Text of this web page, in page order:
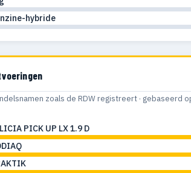
hybride
zoals de RDW registreert · gebaseerd
PICK UP LX 1.9 D